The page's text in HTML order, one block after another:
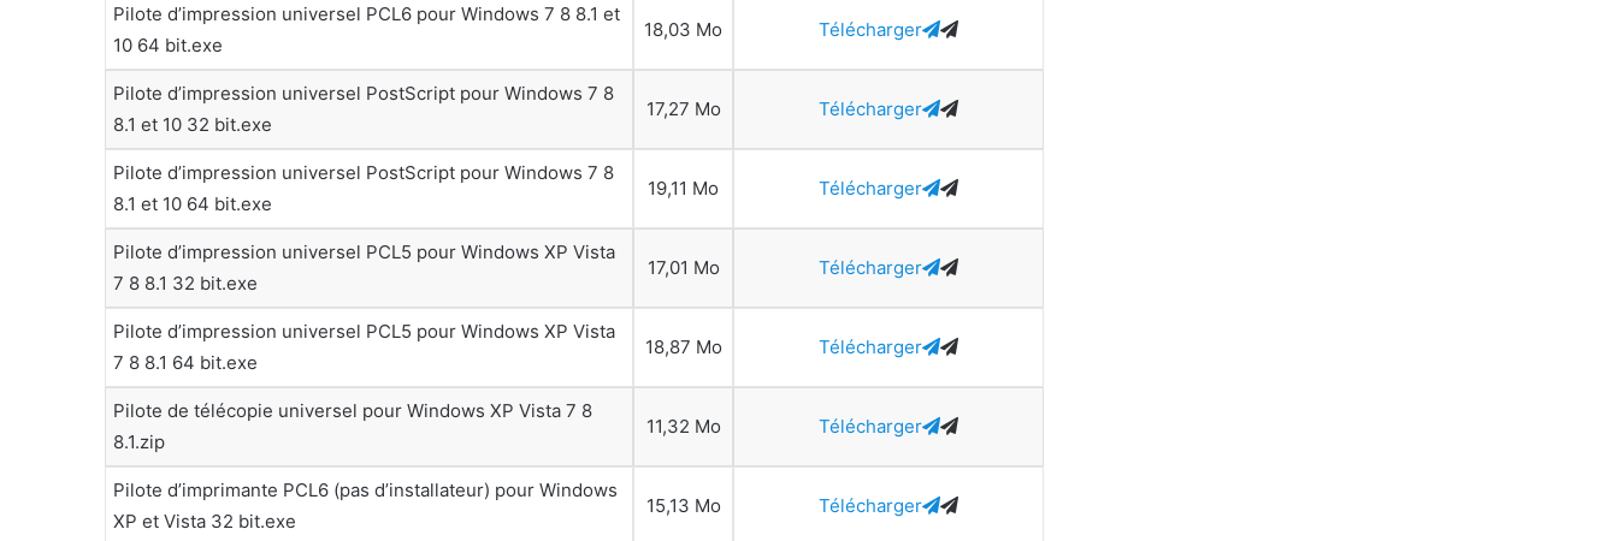
Pilote d’impression universel PCL6 pour Windows 7 8 8.1 et
10 64 bit.exe
18,03 Mo Télécharger
Pilote d’impression universel PostScript pour Windows 7 8
8.1 et 10 32 bit.exe
17,27 Mo Télécharger
Pilote d’impression universel PostScript pour Windows 7 8
8.1 et 10 64 bit.exe
19,11 Mo Télécharger
Pilote d’impression universel PCL5 pour Windows XP Vista
7 8 8.1 32 bit.exe
17,01 Mo Télécharger
Pilote d’impression universel PCL5 pour Windows XP Vista
7 8 8.1 64 bit.exe
18,87 Mo Télécharger
Pilote de télécopie universel pour Windows XP Vista 7 8
8.1.zip
11,32 Mo Télécharger
Pilote d’imprimante PCL6 (pas d’installateur) pour Windows
XP et Vista 32 bit.exe
15,13 Mo Télécharger